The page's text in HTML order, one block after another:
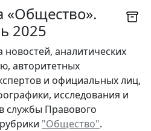
«Общество».
2025
аналитических
авторитетных
и официальных лиц,
исследования и
службы Правового
"Общество".